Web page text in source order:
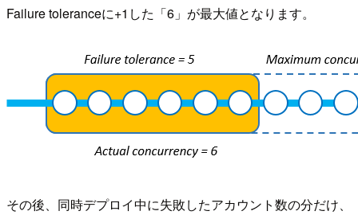
Failure toleranceに+1した「6」が最大値となります。
その後、同時デプロイ中に失敗したアカウント数の分だけ、